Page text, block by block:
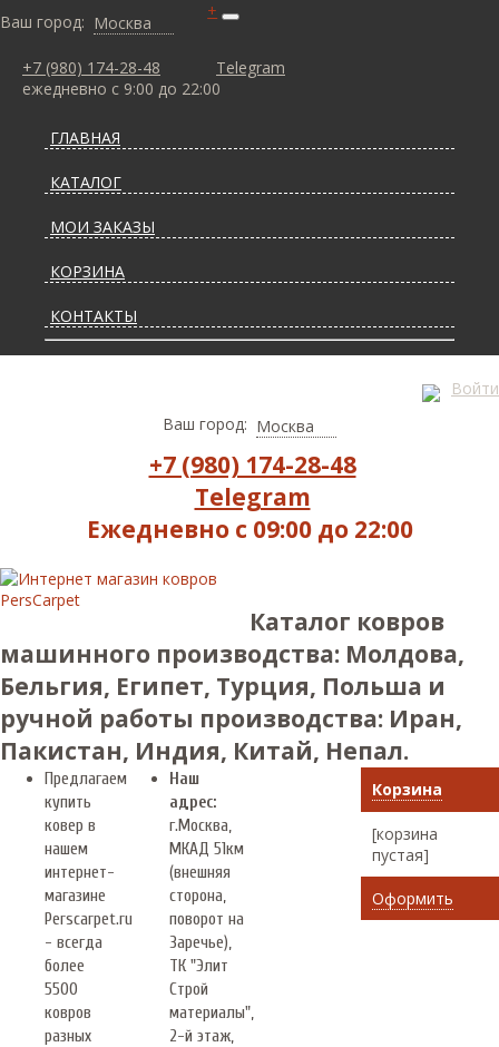
Ваш город: Москва
+7 (980) 174-28-48
Telegram
ежедневно с 9:00 до 22:00
+
ГЛАВНАЯ
КАТАЛОГ
МОИ ЗАКАЗЫ
КОРЗИНА
КОНТАКТЫ
ДОСТАВКА И ОПЛАТА
Войти
Ваш город: Москва
+7 (980) 174-28-48
Telegram
Ежедневно с 09:00 до 22:00
Каталог ковров
машинного производства: Молдова,
Бельгия, Египет, Турция, Польша и
ручной работы производства: Иран,
Пакистан, Индия, Китай, Непал.
Предлагаем
купить
ковер в
нашем
интернет-
магазине
Perscarpet.ru
- всегда
более
5500
ковров
разных
Наш
адрес:
г.Москва
МКАД 51км
(внешняя
сторона,
поворот на
Заречье),
ТК "Элит
Строй
материалы",
2-й этаж,
Корзина
[корзина
пустая]
Оформить